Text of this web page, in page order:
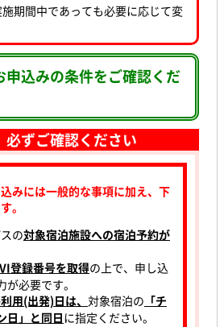
期間中であっても必要に応じて変
込みの条件をご確認くだ
必ずご確認ください
みには一般的な事項に加え、下
。
の対象宿泊施設への宿泊予約が
登録番号を取得の上で、申し込
が必要です。
用(出発)日は、 対象宿泊の 「チ
日」と同日に指定ください。